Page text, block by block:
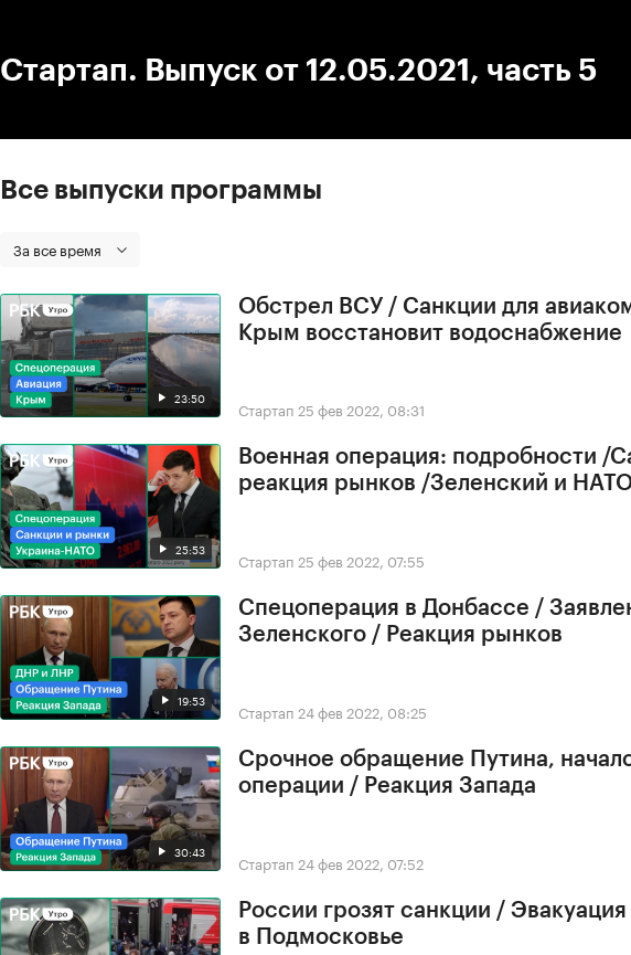
Стартап. Выпуск от 12.05.2021, часть 5
Все выпуски программы
За все время
23:50
Обстрел ВСУ / Санкции для
Крым восстановит водоснабжение
Стартап 25 фев 2022, 08:31
25:53
Военная операция: подробности /
реакция рынков /Зеленский и
Стартап 25 фев 2022, 07:55
19:53
Спецоперация в Донбассе /
Зеленского / Реакция рынков
Стартап 24 фев 2022, 08:25
30:43
Срочное обращение Путина,
операции / Реакция Запада
Стартап 24 фев 2022, 07:52
России грозят санкции /
в Подмосковье